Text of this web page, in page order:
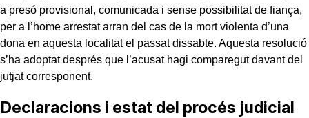
a presó provisional, comunicada i sense possibilitat de fiança,
per a l’home arrestat arran del cas de la mort violenta d’una
dona en aquesta localitat el passat dissabte. Aquesta resolució
s’ha adoptat després que l’acusat hagi comparegut davant del
jutjat corresponent.
Declaracions i estat del procés judicial